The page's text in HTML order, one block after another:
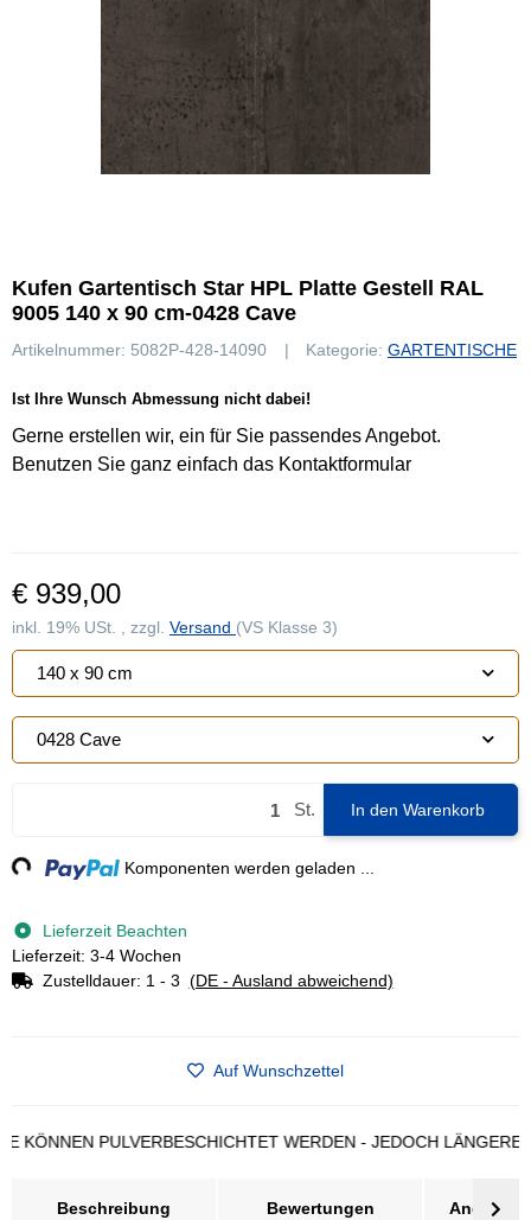
Kufen Gartentisch Star HPL Platte Gestell RAL
9005 140 x 90 cm-0428 Cave
Artikelnummer: 5082P-428-14090 Kategorie: GARTENTISCHE
Ist Ihre Wunsch Abmessung nicht dabei!
Gerne erstellen wir, ein für Sie passendes Angebot.
Benutzen Sie ganz einfach das Kontaktformular
€ 939,00
inkl. 19% USt. , zzgl. Versand (VS Klasse 3)
140 x 90 cm
0428 Cave
St. In den Warenkorb
Komponenten werden geladen ...
Lieferzeit Beachten
Lieferzeit: 3-4 Wochen
Zustelldauer: 1 - 3 (DE - Ausland abweichend)
Auf Wunschzettel
PULVERBESCHICHTET WERDEN - JEDOCH LÄNGERE
Beschreibung Bewertungen Angebot